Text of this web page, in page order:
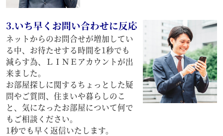
3.いち早くお問い合わせに反応
ネットからのお問合せが増加してい
る中、お待たせする時間を1秒でも
減らす為、ＬＩＮＥアカウントが出
来ました。
お部屋探しに関するちょっとした疑
問やご質問、住まいや暮らしのこ
と、気になったお部屋について何で
もご相談ください。
1秒でも早く返信いたします。